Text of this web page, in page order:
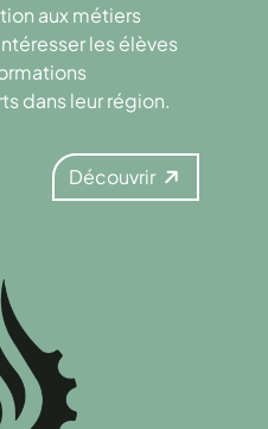
aux métiers
les élèves
dans leur région.
Découvrir